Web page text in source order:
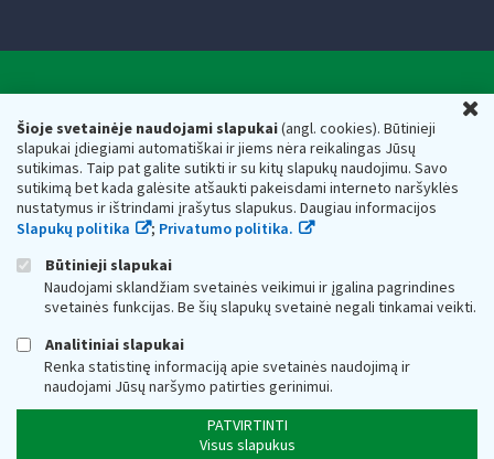
Šioje svetainėje naudojami slapukai(angl. cookies). Būtinieji
slapukai įdiegiami automatiškai ir jiems nėra reikalingas Jūsų
sutikimas. Taip pat galite sutikti ir su kitų slapukų naudojimu. Savo
sutikimą bet kada galėsite atšaukti pakeisdami interneto naršyklės
nustatymus ir ištrindami įrašytus slapukus. Daugiau informacijos
Slapukų politika
; Privatumo politika.
Būtinieji slapukai
Naudojami sklandžiam svetainės veikimui ir įgalina pagrindines
svetainės funkcijas. Be šių slapukų svetainė negali tinkamai veikti.
Analitiniai slapukai
Renka statistinę informaciją apie svetainės naudojimą ir
naudojami Jūsų naršymo patirties gerinimui.
PATVIRTINTI
Visus slapukus
Valstybinė mokesčių inspekcija prie Lietuvos
Respublikos finansų ministerijos
Biudžetinė įstaiga. Juridinio asmens kodas — 188659752,
adresas: Vasario 16-osios g. 14, 01107 Vilnius, Lietuva, el.paštas:
vmi@vmi.lt , E. pristatymo dėžutės adresas 188659752
Duomenys apie Valstybinę mokesčių inspekciją prie Lietuvos
Respublikos finansų ministerijos kaupiami ir saugomi Juridinių